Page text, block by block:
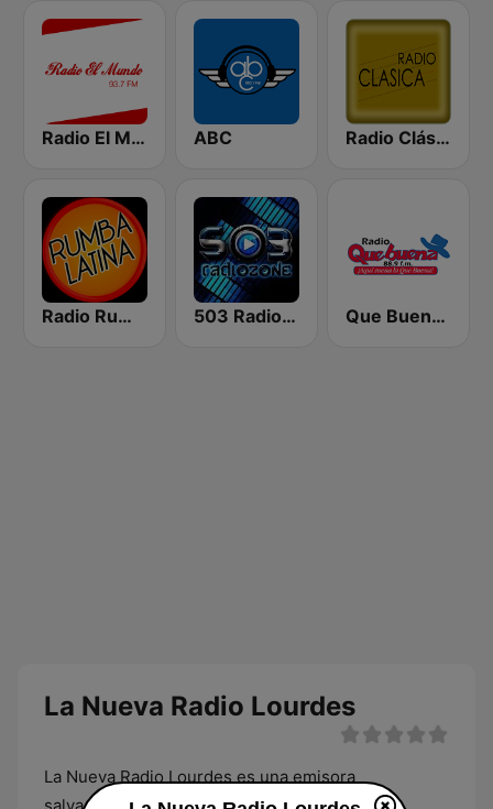
Radio El Mundo ABC Radio Clásica
Radio Rumba Latina 503 Radio Zone Que Buena 88.9 FM
La Nueva Radio Lourdes
La Nueva Radio Lourdes es una emisora